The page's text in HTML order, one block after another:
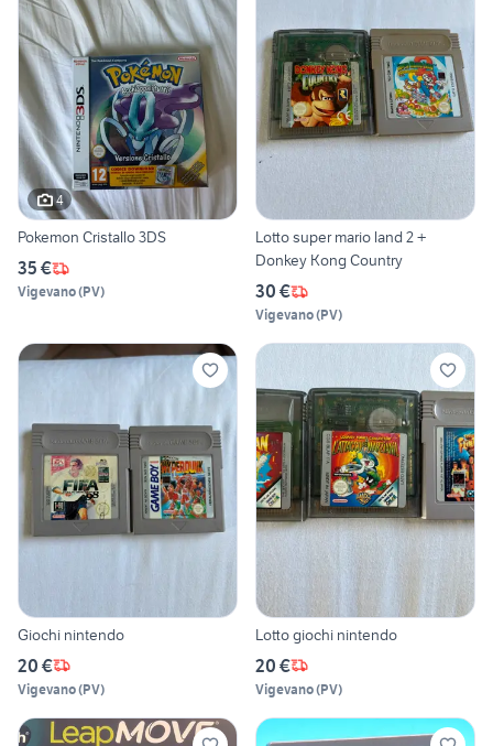
4
Pokemon Cristallo 3DS
35 €
Vigevano(PV)
Lotto super mario land 2 +
Donkey Kong Country
30 €
Vigevano(PV)
Giochi nintendo
20 €
Vigevano(PV)
Lotto giochi nintendo
20 €
Vigevano(PV)